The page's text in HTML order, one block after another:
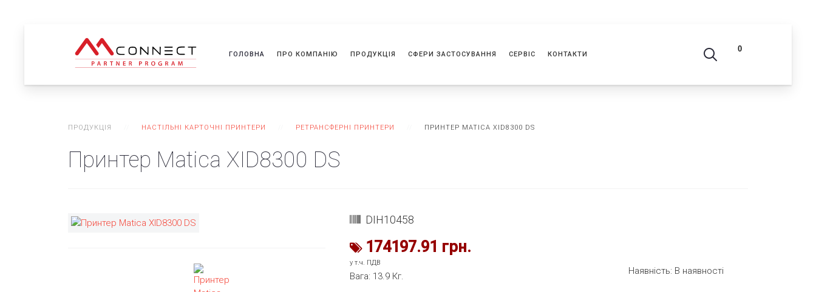
ГОЛОВНА ПРО КОМПАНІЮ ПРОДУКЦІЯ СФЕРИ ЗАСТОСУВАННЯ СЕРВІС КОНТАКТИ
0
ПРОДУКЦІЯ НАСТІЛЬНІ КАРТОЧНІ ПРИНТЕРИ РЕТРАНСФЕРНІ ПРИНТЕРИ ПРИНТЕР MATICA XID8300 DS
Принтер Matica XID8300 DS
DIH10458
Наявність: В наявності
174197.91 грн.
у т.ч. ПДВ
Вага: 13.9 Кг.